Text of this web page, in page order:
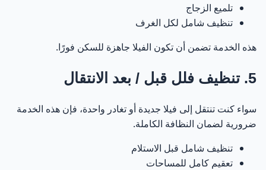
تلميع الزجاج
تنظيف شامل لكل الغرف
هذه الخدمة تضمن أن تكون الفيلا جاهزة للسكن فورًا.
5. تنظيف فلل قبل / بعد الانتقال
سواء كنت تنتقل إلى فيلا جديدة أو تغادر واحدة، فإن هذه الخدمة
ضرورية لضمان النظافة الكاملة.
تنظيف شامل قبل الاستلام
تعقيم كامل للمساحات